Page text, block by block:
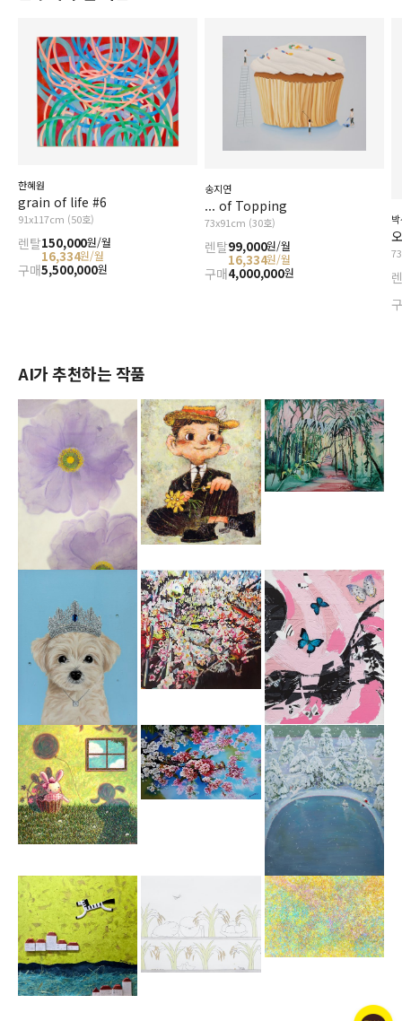
한혜원
grain of life #6
91x117cm (50호)
렌탈150,000원/월
16,334원/월
구매5,500,000원
송지연
... of Topping
73x91cm (30호)
렌탈99,000원/월
16,334원/월
구매4,000,000원
AI가 추천하는 작품